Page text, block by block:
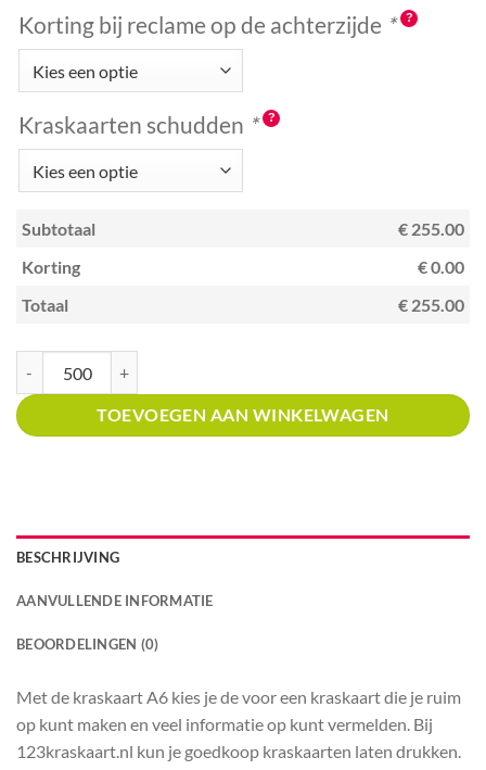
Korting bij reclame op de achterzijde *
Kraskaarten schudden *
Subtotaal
€ 255.00
Korting
€ 0.00
Totaal
€ 255.00
TOEVOEGEN AAN WINKELWAGEN
BESCHRIJVING
AANVULLENDE INFORMATIE
BEOORDELINGEN (0)
Met de kraskaart A6 kies je de voor een kraskaart die je ruim
op kunt maken en veel informatie op kunt vermelden. Bij
123kraskaart.nl kun je goedkoop kraskaarten laten drukken.